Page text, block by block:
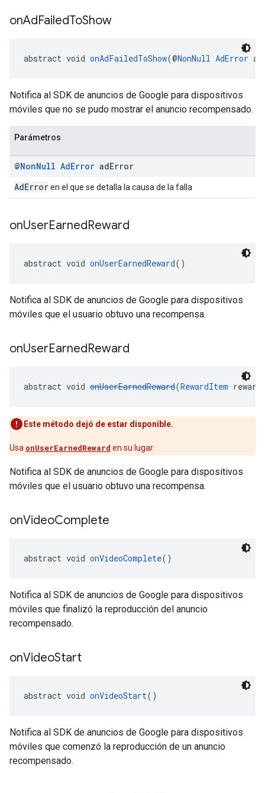
onAdFailedToShow
abstract void onAdFailedToShow(@NonNull AdError
Notifica al SDK de anuncios de Google para dispositivos
móviles que no se pudo mostrar el anuncio recompensado.
Parámetros
@NonNull AdError adError
AdErroren el que se detalla la causa de la falla
onUserEarnedReward
abstract void onUserEarnedReward()
Notifica al SDK de anuncios de Google para dispositivos
móviles que el usuario obtuvo una recompensa.
onUserEarnedReward
abstract void onUserEarnedReward(RewardItem
Este método dejó de estar disponible.
Usa onUserEarnedReward en su lugar.
Notifica al SDK de anuncios de Google para dispositivos
móviles que el usuario obtuvo una recompensa.
onVideoComplete
abstract void onVideoComplete()
Notifica al SDK de anuncios de Google para dispositivos
móviles que finalizó la reproducción del anuncio
recompensado.
onVideoStart
abstract void onVideoStart()
Notifica al SDK de anuncios de Google para dispositivos
móviles que comenzó la reproducción de un anuncio
recompensado.